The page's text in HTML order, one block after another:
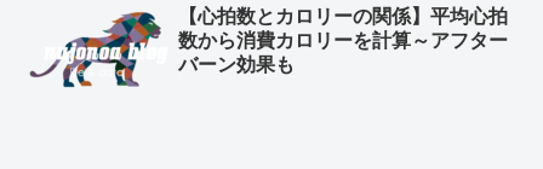
【心拍数とカロリーの関係】平均心拍
数から消費カロリーを計算～アフター
バーン効果も